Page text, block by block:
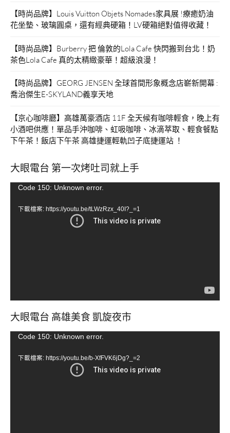
【時尚品牌】Louis Vuitton Objets Nomades家具展 !療癒奶油
花坐墊、玻璃圓桌，還有經典硬箱！LV硬箱絕對值得收藏！
【時尚品牌】Burberry 把 倫敦的Lola Cafe 快閃搬到台北！奶
茶色Lola Cafe 真的太精緻豪華！超級浪漫！
【時尚品牌】GEORG JENSEN 全球首間形象概念店嶄新開幕 :
喬治傑生E-SKYLAND義享天地
【京心咖啡廳】高雄萬豪酒店 11F 全天候有咖啡輕食，晚上有
小酒吧供應！單品手沖咖啡、虹吸咖啡、冰滴萃取、輕食餐點
下午茶！飯店下午茶 高雄捷運輕軌凹子底捷運站 ！
大眼電台 第一次烤吐司就上手
視Code 150: Unknown error.
下載檔案: https://youtu.be/tLWzRzx_40I?_=1
大眼電台 高雄美食 凱旋夜市
視Code 150: Unknown error.
下載檔案: https://youtu.be/b-XfFVK6jDg?_=2